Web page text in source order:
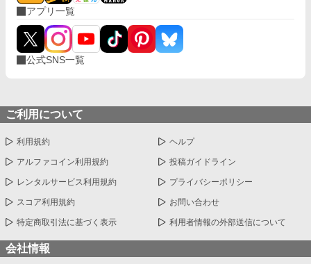
アプリ一覧
公式SNS一覧
ご利用について
利用規約 ヘルプ
アルファコイン利用規約 投稿ガイドライン
レンタルサービス利用規約 プライバシーポリシー
スコア利用規約 お問い合わせ
特定商取引法に基づく表示 利用者情報の外部送信について
会社情報